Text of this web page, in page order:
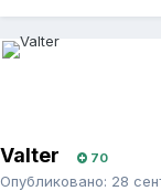
Valter 70
Опубликовано: 28